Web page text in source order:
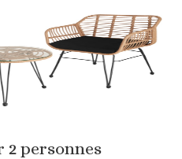
2 personnes